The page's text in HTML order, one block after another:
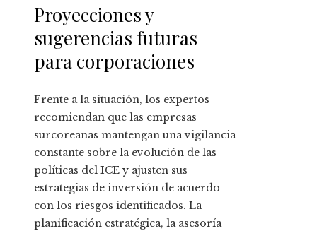
Proyecciones y
sugerencias futuras
para corporaciones
Frente a la situación, los expertos
recomiendan que las empresas
surcoreanas mantengan una vigilancia
constante sobre la evolución de las
políticas del ICE y ajusten sus
estrategias de inversión de acuerdo
con los riesgos identificados. La
planificación estratégica, la asesoría